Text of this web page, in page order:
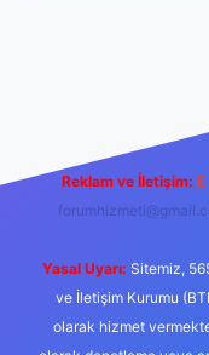
Reklam ve İletişim:
Yasal Uyarı: Sitemiz,
ve İletişim Kurumu
olarak hizmet